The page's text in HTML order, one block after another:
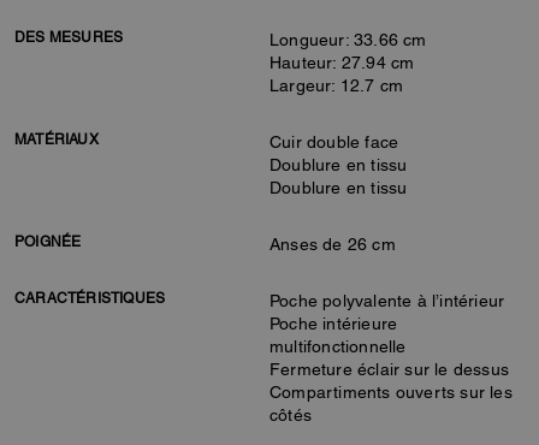
DES MESURES
Longueur: 33.66 cm
Hauteur: 27.94 cm
Largeur: 12.7 cm
MATÉRIAUX
Cuir double face
Doublure en tissu
Doublure en tissu
POIGNÉE Anses de 26 cm
CARACTÉRISTIQUES
Poche polyvalente à l’intérieur
Poche intérieure
multifonctionnelle
Fermeture éclair sur le dessus
Compartiments ouverts sur les
côtés